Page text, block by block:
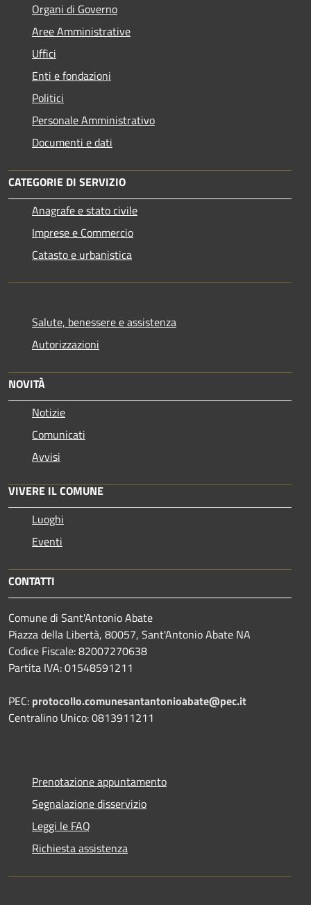
Organi di Governo
Aree Amministrative
Uffici
Enti e fondazioni
Politici
Personale Amministrativo
Documenti e dati
CATEGORIE DI SERVIZIO
Anagrafe e stato civile
Imprese e Commercio
Catasto e urbanistica
Salute, benessere e assistenza
Autorizzazioni
NOVITÀ
Notizie
Comunicati
Avvisi
VIVERE IL COMUNE
Luoghi
Eventi
CONTATTI
Comune di Sant'Antonio Abate
Piazza della Libertà, 80057, Sant'Antonio Abate NA
Codice Fiscale: 82007270638
Partita IVA: 01548591211
PEC: protocollo.comunesantantonioabate@pec.it
Centralino Unico: 0813911211
Prenotazione appuntamento
Segnalazione disservizio
Leggi le FAQ
Richiesta assistenza